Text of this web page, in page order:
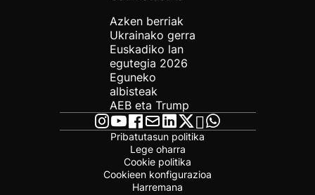
Azken berriak
Ukrainako gerra
Euskadiko lan
egutegia 2026
Eguneko
albisteak
AEB eta Trump
Pribatutasun politika
Lege oharra
Cookie politika
Cookieen konfigurazioa
Harremana